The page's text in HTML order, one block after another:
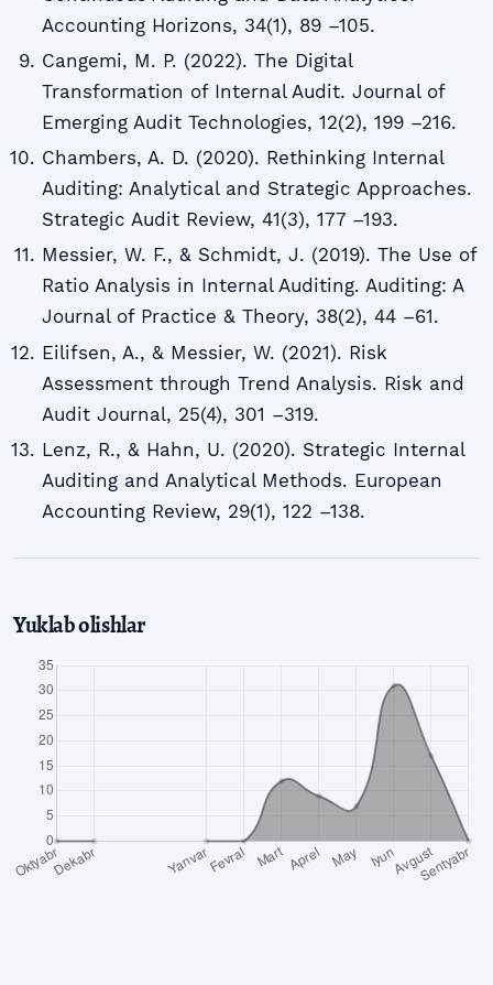
Accounting Horizons, 34(1), 89 –105.
Cangemi, M. P. (2022). The Digital
Transformation of Internal Audit. Journal of
Emerging Audit Technologies, 12(2), 199 –216.
Chambers, A. D. (2020). Rethinking Internal
Auditing: Analytical and Strategic Approaches.
Strategic Audit Review, 41(3), 177 –193.
Messier, W. F., & Schmidt, J. (2019). The Use of
Ratio Analysis in Internal Auditing. Auditing: A
Journal of Practice & Theory, 38(2), 44 –61.
Eilifsen, A., & Messier, W. (2021). Risk
Assessment through Trend Analysis. Risk and
Audit Journal, 25(4), 301 –319.
Lenz, R., & Hahn, U. (2020). Strategic Internal
Auditing and Analytical Methods. European
Accounting Review, 29(1), 122 –138.
Yuklab olishlar